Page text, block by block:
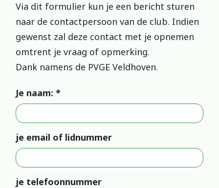
Via dit formulier kun je een bericht sturen
naar de contactpersoon van de club. Indien
gewenst zal deze contact met je opnemen
omtrent je vraag of opmerking.
Dank namens de PVGE Veldhoven.
Je naam: *
je email of lidnummer
je telefoonnummer